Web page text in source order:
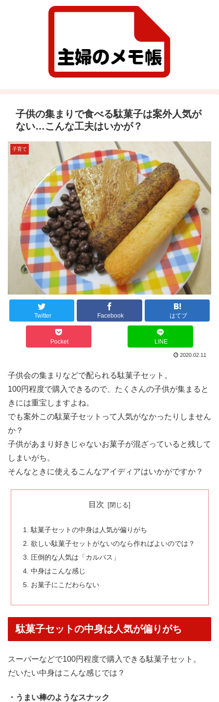
子供の集まりで食べる駄菓子は案外人気が
ない…こんな工夫はいかが？
子育て
Twitter Facebook はてブ
Pocket LINE
2020.02.11
子供会の集まりなどで配られる駄菓子セット。
100円程度で購入できるので、たくさんの子供が集まると
きには重宝しますよね。
でも案外この駄菓子セットって人気がなかったりしません
か？
子供があまり好きじゃないお菓子が混ざっていると残して
しまいがち。
そんなときに使えるこんなアイディアはいかがですか？
目次
駄菓子セットの中身は人気が偏りがち
欲しい駄菓子セットがないのなら作ればよいのでは？
圧倒的な人気は「カルパス」
中身はこんな感じ
お菓子にこだわらない
駄菓子セットの中身は人気が偏りがち
スーパーなどで100円程度で購入できる駄菓子セット。
だいたい中身はこんな感じでは？
・うまい棒のようなスナック